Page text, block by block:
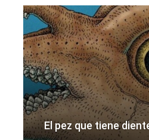
El pez que tiene